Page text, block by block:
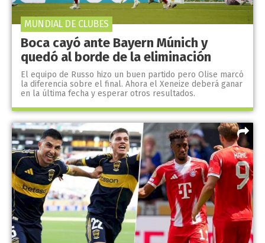
Boca cayó ante Bayern Múnich y
quedó al borde de la eliminación
El equipo de Russo hizo un buen partido pero Olise marcó
la diferencia sobre el final. Ahora el Xeneize deberá ganar
en la última fecha y esperar otros resultados.
MUNDIAL DE CLUBES